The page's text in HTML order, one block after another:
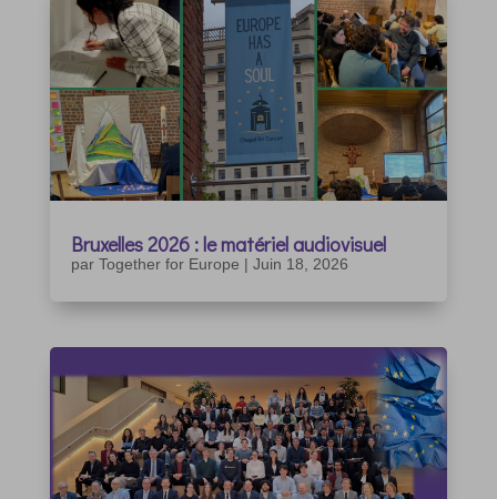
Bruxelles 2026 : le matériel audiovisuel
par Together for Europe | Juin 18, 2026